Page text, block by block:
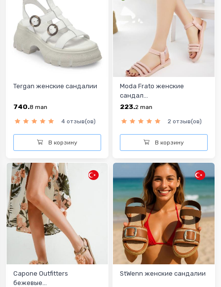
Tergan женские сандалии
740.8 man
4 отзыв(ов)
В корзину
Moda Frato женские
сандал...
223.2 man
2 отзыв(ов)
В корзину
Capone Outfitters
бежевыe...
StWenn женские сандалии